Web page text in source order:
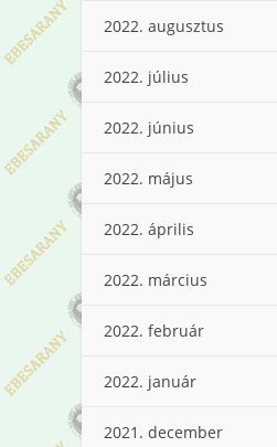
2022. augusztus
2022. július
2022. június
2022. május
2022. április
2022. március
2022. február
2022. január
2021. december